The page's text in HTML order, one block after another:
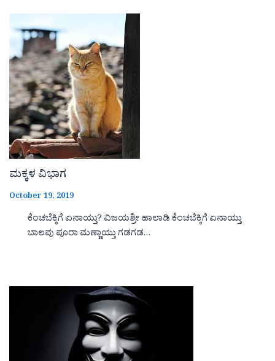
ಮಕ್ಕಳ ವಿಭಾಗ
October 19, 2019
ಕೆಂಚಬೆಕ್ಕಿಗೆ ಏನಾಯ್ತು? ವಿಜಯಶ್ರೀ ಹಾಲಾಡಿ ಕೆಂಚಬೆಕ್ಕಿಗೆ ಏನಾಯ್ತು
ಬಾಲವು ಪೂರಾ ಮಣ್ಣಾಯ್ತು ಗಡಗಡ…